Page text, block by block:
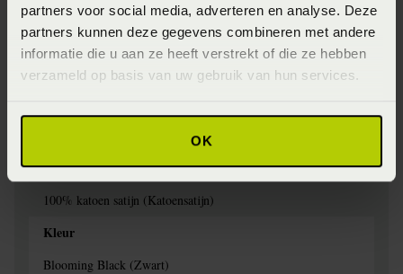
partners voor social media, adverteren en analyse. Deze
partners kunnen deze gegevens combineren met andere
informatie die u aan ze heeft verstrekt of die ze hebben
verzameld op basis van uw gebruik van hun services.
OK
8715944809283
Seizoen
FW2022 (2022)
Maximaal 60 graden (Wassen op maximaal 60 graden)
Materiaal
100% katoen satijn (Katoensatijn)
Kleur
Blooming Black (Zwart)